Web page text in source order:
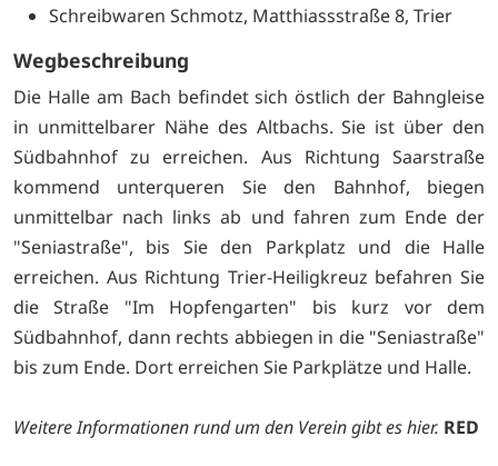
Schreibwaren Schmotz, Matthiassstraße 8, Trier
Wegbeschreibung
Die Halle am Bach befindet sich östlich der Bahngleise
in unmittelbarer Nähe des Altbachs. Sie ist über den
Südbahnhof zu erreichen. Aus Richtung Saarstraße
kommend unterqueren Sie den Bahnhof, biegen
unmittelbar nach links ab und fahren zum Ende der
"Seniastraße", bis Sie den Parkplatz und die Halle
erreichen. Aus Richtung Trier-Heiligkreuz befahren Sie
die Straße "Im Hopfengarten" bis kurz vor dem
Südbahnhof, dann rechts abbiegen in die "Seniastraße"
bis zum Ende. Dort erreichen Sie Parkplätze und Halle.
Weitere Informationen rund um den Verein gibt eshier. RED